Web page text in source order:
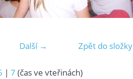
Další → Zpět do složky
| 7 (čas ve vteřinách)